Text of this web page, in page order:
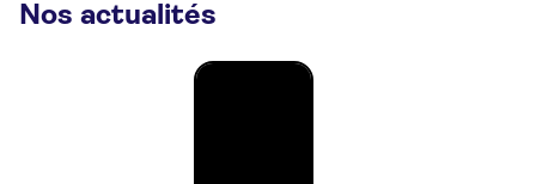
Nos actualités